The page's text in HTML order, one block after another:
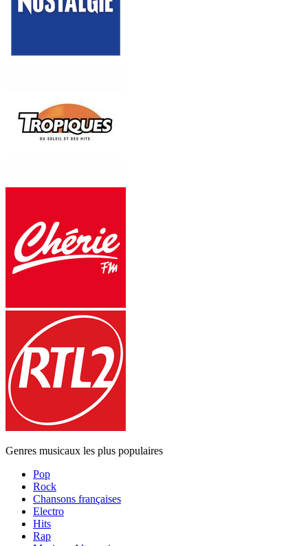
Genres musicaux les plus populaires
Pop
Rock
Chansons françaises
Electro
Hits
Rap